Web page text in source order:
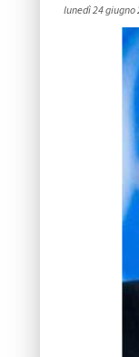
lunedì 24 giugno